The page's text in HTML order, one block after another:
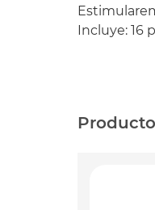
Incluye: 16